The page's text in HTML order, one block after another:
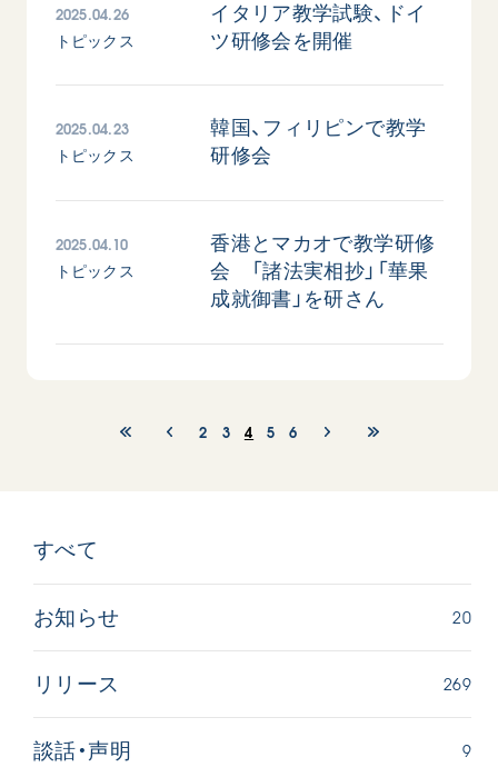
【被爆証言】「原爆の子」として生きた80年
広島県 早志百…
広島
2025.04.26
トピックス
イタリア教学試験、ドイ
ツ研修会を開催
2025.04.23
トピックス
韓国、フィリピンで教学
研修会
2025.04.10
トピックス
香港とマカオで教学研修
会 「諸法実相抄」「華果
成就御書」を研さん
2 3 4 5 6
すべて
お知らせ 20
リリース 269
談話・声明 9